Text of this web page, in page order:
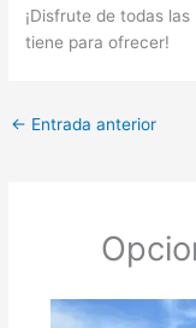
¡Disfrute de todas
tiene para ofrecer!
← Entrada anterior